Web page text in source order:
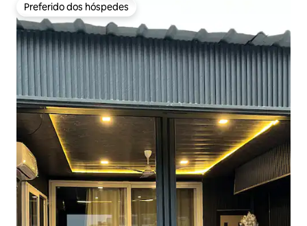
Preferido dos hóspedes
Preferido dos hóspedes